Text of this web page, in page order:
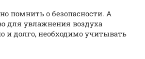
помнить о безопасности. А
для увлажнения воздуха
и долго, необходимо учитывать